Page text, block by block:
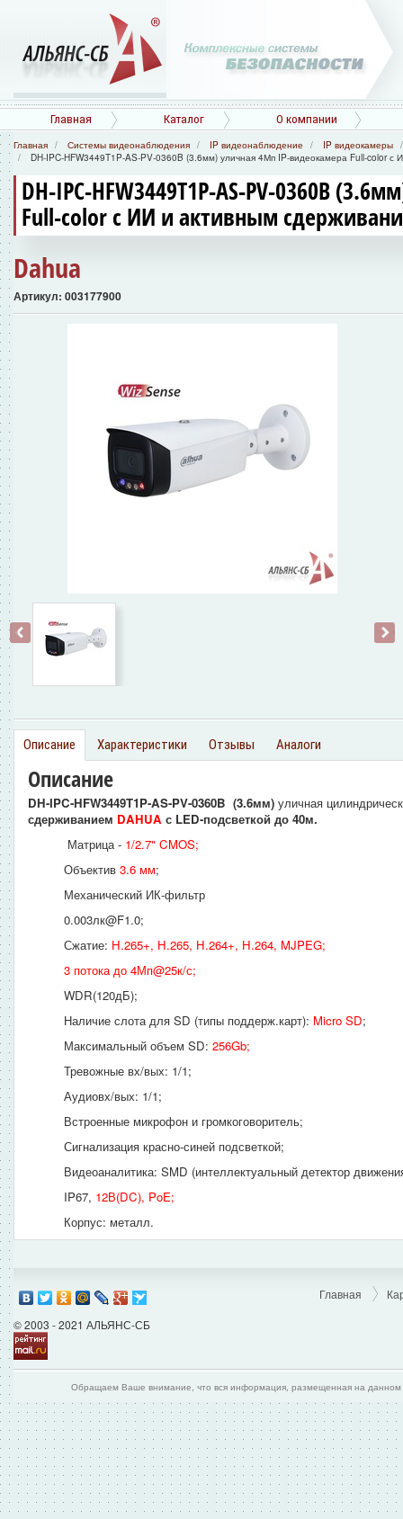
Главная Каталог О компании
Главная Системы видеонаблюдения IP видеонаблюдение
IP видеокамеры
DH-IPC-HFW3449T1P-AS-PV-0360B (3.6мм) уличная 4Мп IP-видеокамера Full-color
DH-IPC-HFW3449T1P-AS-PV-0360B
Full-color с ИИ и активным
Dahua
Артикул: 003177900
‹ ›
Описание Характеристики Отзывы Аналоги
Описание
DH-IPC-HFW3449T1P-AS-PV-0360B (3.6мм) уличная
сдерживанием DAHUA с LED-подсветкой до 40м.
Матрица - 1/2.7" CMOS;
Объектив 3.6 мм;
Механический ИК-фильтр
0.003лк@F1.0;
Сжатие: H.265+, H.265, H.264+, H.264, MJPEG;
3 потока до 4Мп@25к/с;
WDR(120дБ);
Наличие слота для SD (типы поддерж.карт): Micro SD;
Максимальный объем SD: 256Gb;
Тревожные вх/вых: 1/1;
Аудиовх/вых: 1/1;
Встроенные микрофон и громкоговоритель;
Сигнализация красно-синей подсветкой;
Видеоаналитика: SMD (интеллектуальный детектор
IP67, 12В(DC), PoE;
Корпус: металл.
© 2003 - 2021 АЛЬЯНС-СБ
Главная
Обращаем Ваше внимание, что вся информация, размещенная на данном